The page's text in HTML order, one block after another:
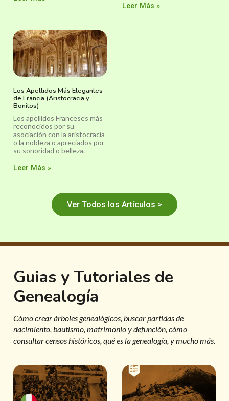
Leer Más »
Los Apellidos Más Elegantes
de Francia (Aristocracia y
Bonitos)
Los apellidos Franceses más
reconocidos por su
asociación con la aristocracia
o la nobleza o apreciados por
su sonoridad o belleza.
Leer Más »
Ver Todos los Artículos >
Guias y Tutoriales de
Genealogía
Cómo crear árboles genealógicos, buscar partidas de
nacimiento, bautismo, matrimonio y defunción, cómo
consultar censos históricos, qué es la genealogía, y mucho más.